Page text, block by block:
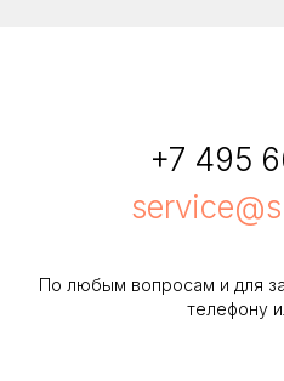
+7 495
По любым вопросам и для
телефону